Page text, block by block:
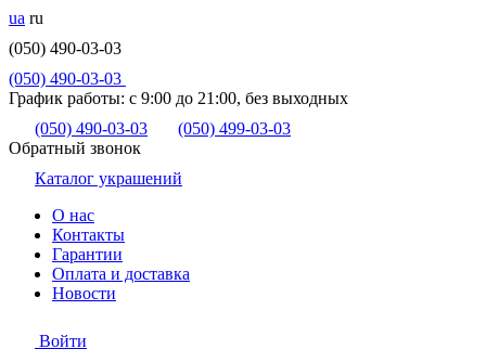
ua ru
(050) 490-03-03
(050) 490-03-03
График работы: с 9:00 до 21:00, без выходных
(050) 490-03-03
(050) 499-03-03
Обратный звонок
Каталог украшений
О нас
Контакты
Гарантии
Оплата и доставка
Новости
Войти